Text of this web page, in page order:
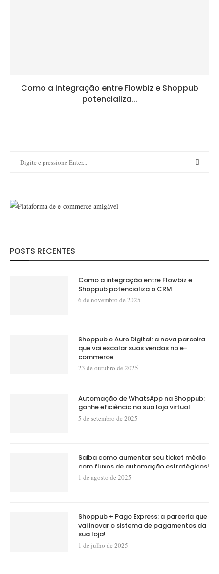
Como a integração entre Flowbiz e Shoppub
potencializa...
POSTS RECENTES
Como a integração entre Flowbiz e
Shoppub potencializa o CRM
6 de novembro de 2025
Shoppub e Aure Digital: a nova parceira
que vai escalar suas vendas no e-
commerce
23 de outubro de 2025
Automação de WhatsApp na Shoppub:
ganhe eficiência na sua loja virtual
5 de setembro de 2025
Saiba como aumentar seu ticket médio
com fluxos de automação estratégicos!
1 de agosto de 2025
Shoppub + Pago Express: a parceria que
vai inovar o sistema de pagamentos da
sua loja!
1 de julho de 2025